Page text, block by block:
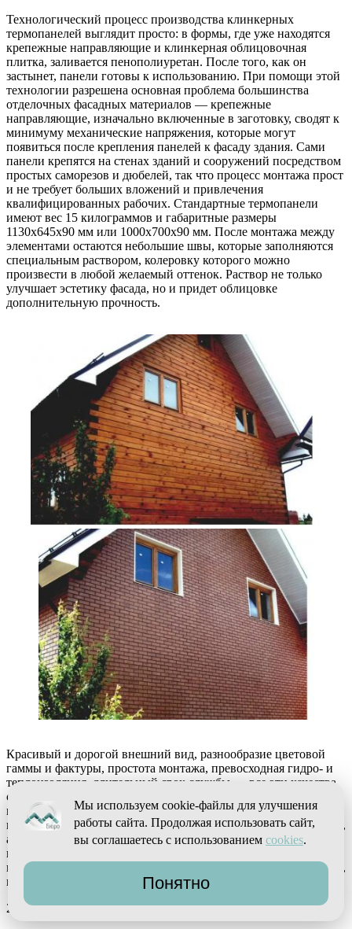
Технологический процесс производства клинкерных
термопанелей выглядит просто: в формы, где уже находятся
крепежные направляющие и клинкерная облицовочная
плитка, заливается пенополиуретан. После того, как он
застынет, панели готовы к использованию. При помощи этой
технологии разрешена основная проблема большинства
отделочных фасадных материалов — крепежные
направляющие, изначально включенные в заготовку, сводят к
минимуму механические напряжения, которые могут
появиться после крепления панелей к фасаду здания. Сами
панели крепятся на стенах зданий и сооружений посредством
простых саморезов и дюбелей, так что процесс монтажа прост
и не требует больших вложений и привлечения
квалифицированных рабочих. Стандартные термопанели
имеют вес 15 килограммов и габаритные размеры
1130х645х90 мм или 1000х700х90 мм. После монтажа между
элементами остаются небольшие швы, которые заполняются
специальным раствором, колеровку которого можно
произвести в любой желаемый оттенок. Раствор не только
улучшает эстетику фасада, но и придет облицовке
дополнительную прочность.
Красивый и дорогой внешний вид, разнообразие цветовой
гаммы и фактуры, простота монтажа, превосходная гидро- и
теплоизоляция, длительный срок службы — все эти качества
снискали клинкерным теплоизоляционным панелям большую
популярность на рынке фасадных материалов. Сотни тысяч
покупателей во многих странах мира уже сделали свой выбор,
а многие из них успели и оценить по достоинству
преимущества клинкерных термопанелей. Если вы готовы к
ним присоединиться, советуем ознакомиться с ассортиментом,
представленном на нашем сайте.
2001-2026 © Компания «ОМ Бюро»
Мы используем cookie-файлы для улучшения
работы сайта. Продолжая использовать сайт,
вы соглашаетесь с использованием cookies.
Понятно